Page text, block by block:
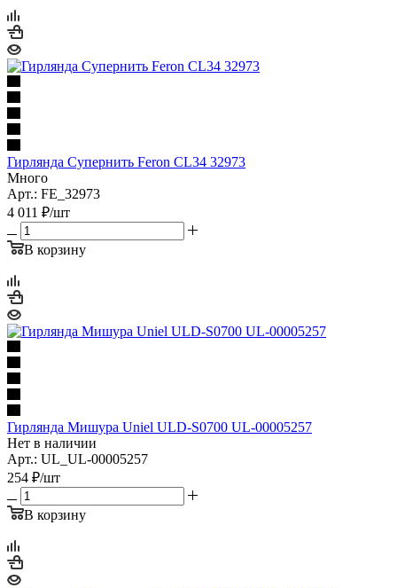
Гирлянда Супернить Feron CL34 32973
Много
Арт.: FE_32973
4 011 ₽/шт
В корзину
Гирлянда Мишура Uniel ULD-S0700 UL-00005257
Нет в наличии
Арт.: UL_UL-00005257
254 ₽/шт
В корзину